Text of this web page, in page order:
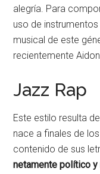
alegría. Para
uso de
musical de este
recientemente
Jazz Rap
Este estilo resulta
nace a finales de
contenido de sus
netamente político